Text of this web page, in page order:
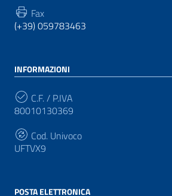
Fax
(+39) 059783463
INFORMAZIONI
C.F. / P.IVA
80010130369
Cod. Univoco
UFTVX9
POSTA ELETTRONICA